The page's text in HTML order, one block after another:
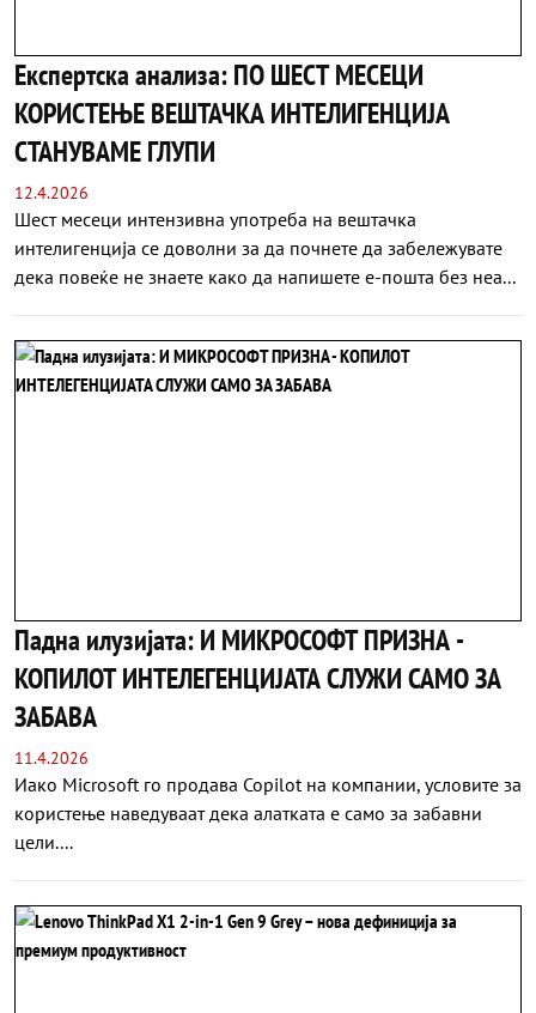
Експертска анализа: ПО ШЕСТ МЕСЕЦИ
КОРИСТЕЊЕ ВЕШТАЧКА ИНТЕЛИГЕНЦИЈА
СТАНУВАМЕ ГЛУПИ
12.4.2026
Шест месеци интензивна употреба на вештачка
интелигенција се доволни за да почнете да забележувате
дека повеќе не знаете како да напишете е-пошта без неа...
Падна илузијата: И МИКРОСОФТ ПРИЗНА -
КОПИЛОТ ИНТЕЛЕГЕНЦИЈАТА СЛУЖИ САМО ЗА
ЗАБАВА
11.4.2026
Иако Microsoft го продава Copilot на компании, условите за
користење наведуваат дека алатката е само за забавни
цели....